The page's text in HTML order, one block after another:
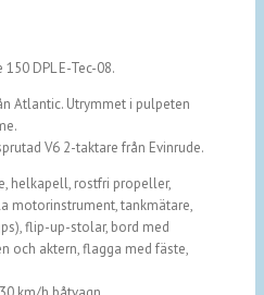
DPL E-Tec-08.
Atlantic. Utrymmet i pulpeten
V6 2-taktare från Evinrude.
helkapell, rostfri propeller,
motorinstrument, tankmätare,
flip-up-stolar, bord med
och aktern, flagga med fäste,